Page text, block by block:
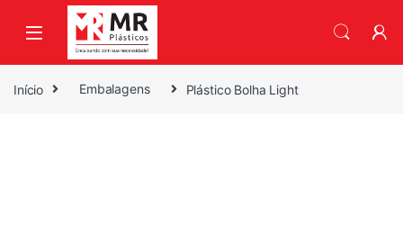
Skip to navigation
Skip to content
Início Embalagens Plástico Bolha Light